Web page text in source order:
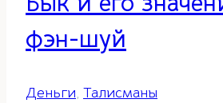
фэн-шуй
Деньги, Талисманы